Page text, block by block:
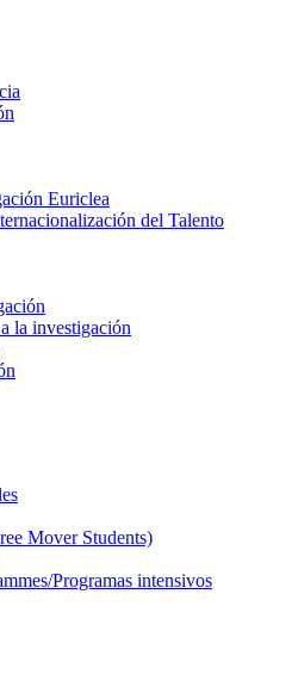
Euriclea
del Talento
la investigación
Mover Students)
Programas intensivos